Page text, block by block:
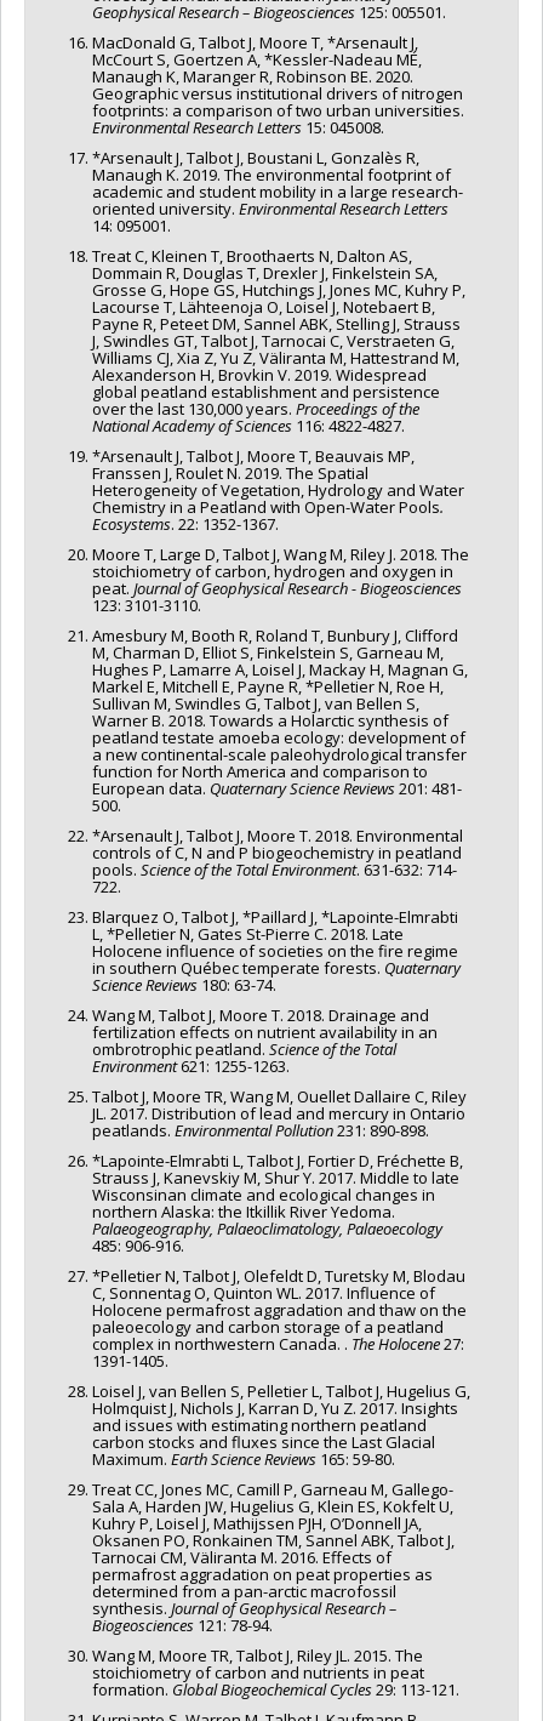
Geophysical Research – Biogeosciences 125: 005501.
MacDonald G, Talbot J, Moore T, *Arsenault J,
McCourt S, Goertzen A, *Kessler-Nadeau MÉ,
Manaugh K, Maranger R, Robinson BE. 2020.
Geographic versus institutional drivers of nitrogen
footprints: a comparison of two urban universities.
Environmental Research Letters 15: 045008.
*Arsenault J, Talbot J, Boustani L, Gonzalès R,
Manaugh K. 2019. The environmental footprint of
academic and student mobility in a large research-
oriented university. Environmental Research Letters
14: 095001.
Treat C, Kleinen T, Broothaerts N, Dalton AS,
Dommain R, Douglas T, Drexler J, Finkelstein SA,
Grosse G, Hope GS, Hutchings J, Jones MC, Kuhry P,
Lacourse T, Lähteenoja O, Loisel J, Notebaert B,
Payne R, Peteet DM, Sannel ABK, Stelling J, Strauss
J, Swindles GT, Talbot J, Tarnocai C, Verstraeten G,
Williams CJ, Xia Z, Yu Z, Väliranta M, Hattestrand M,
Alexanderson H, Brovkin V. 2019. Widespread
global peatland establishment and persistence
over the last 130,000 years. Proceedings of the
National Academy of Sciences 116: 4822-4827.
*Arsenault J, Talbot J, Moore T, Beauvais MP,
Franssen J, Roulet N. 2019. The Spatial
Heterogeneity of Vegetation, Hydrology and Water
Chemistry in a Peatland with Open-Water Pools.
Ecosystems. 22: 1352-1367.
Moore T, Large D, Talbot J, Wang M, Riley J. 2018. The
stoichiometry of carbon, hydrogen and oxygen in
peat. Journal of Geophysical Research - Biogeosciences
123: 3101-3110.
Amesbury M, Booth R, Roland T, Bunbury J, Clifford
M, Charman D, Elliot S, Finkelstein S, Garneau M,
Hughes P, Lamarre A, Loisel J, Mackay H, Magnan G,
Markel E, Mitchell E, Payne R, *Pelletier N, Roe H,
Sullivan M, Swindles G, Talbot J, van Bellen S,
Warner B. 2018. Towards a Holarctic synthesis of
peatland testate amoeba ecology: development of
a new continental-scale paleohydrological transfer
function for North America and comparison to
European data. Quaternary Science Reviews201: 481-
500.
*Arsenault J, Talbot J, Moore T. 2018. Environmental
controls of C, N and P biogeochemistry in peatland
pools. Science of the Total Environment. 631-632: 714-
722.
Blarquez O, Talbot J, *Paillard J, *Lapointe-Elmrabti
L, *Pelletier N, Gates St-Pierre C. 2018. Late
Holocene influence of societies on the fire regime
in southern Québec temperate forests. Quaternary
Science Reviews 180: 63-74.
Wang M, Talbot J, Moore T. 2018. Drainage and
fertilization effects on nutrient availability in an
ombrotrophic peatland. Science of the Total
Environment621: 1255-1263.
Talbot J, Moore TR, Wang M, Ouellet Dallaire C, Riley
JL. 2017. Distribution of lead and mercury in Ontario
peatlands. Environmental Pollution231: 890-898.
*Lapointe-Elmrabti L, Talbot J, Fortier D, Fréchette B,
Strauss J, Kanevskiy M, Shur Y. 2017. Middle to late
Wisconsinan climate and ecological changes in
northern Alaska: the Itkillik River Yedoma.
Palaeogeography, Palaeoclimatology, Palaeoecology
485: 906-916.
*Pelletier N, Talbot J, Olefeldt D, Turetsky M, Blodau
C, Sonnentag O, Quinton WL. 2017. Influence of
Holocene permafrost aggradation and thaw on the
paleoecology and carbon storage of a peatland
complex in northwestern Canada. . The Holocene27:
1391-1405.
Loisel J, van Bellen S, Pelletier L, Talbot J, Hugelius G,
Holmquist J, Nichols J, Karran D, Yu Z. 2017. Insights
and issues with estimating northern peatland
carbon stocks and fluxes since the Last Glacial
Maximum. Earth Science Reviews 165: 59-80.
Treat CC, Jones MC, Camill P, Garneau M, Gallego-
Sala A, Harden JW, Hugelius G, Klein ES, Kokfelt U,
Kuhry P, Loisel J, Mathijssen PJH, O’Donnell JA,
Oksanen PO, Ronkainen TM, Sannel ABK, Talbot J,
Tarnocai CM, Väliranta M. 2016. Effects of
permafrost aggradation on peat properties as
determined from a pan-arctic macrofossil
synthesis. Journal of Geophysical Research –
Biogeosciences 121: 78-94.
Wang M, Moore TR, Talbot J, Riley JL. 2015. The
stoichiometry of carbon and nutrients in peat
formation. Global Biogeochemical Cycles29: 113-121.